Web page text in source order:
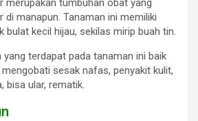
merupakan tumbuhan obat yang
di manapun. Tanaman ini memiliki
bulat kecil hijau, sekilas mirip buah tin.
yang terdapat pada tanaman ini baik
sesak nafas, penyakit kulit,
bisa ular, rematik.